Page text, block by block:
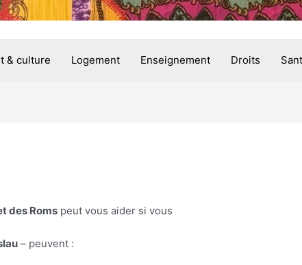
& culture Logement Enseignement Droits
des Roms peut vous aider si vous
– peuvent :